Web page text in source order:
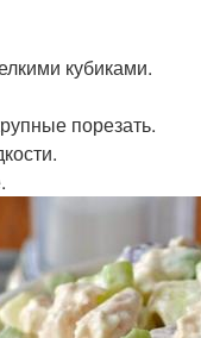
кубиками.
порезать.